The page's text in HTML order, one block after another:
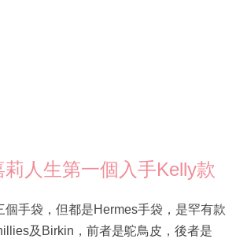
人生第一個入手Kelly款
個手袋，但都是Hermes手袋，是罕有款
及Birkin，前者是鴕鳥皮，後者是